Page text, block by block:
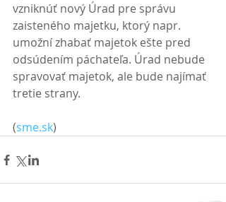
vzniknúť nový Úrad pre správu
zaisteného majetku, ktorý napr.
umožní zhabať majetok ešte pred
odsúdením páchateľa. Úrad nebude
spravovať majetok, ale bude najímať
tretie strany.
(sme.sk)